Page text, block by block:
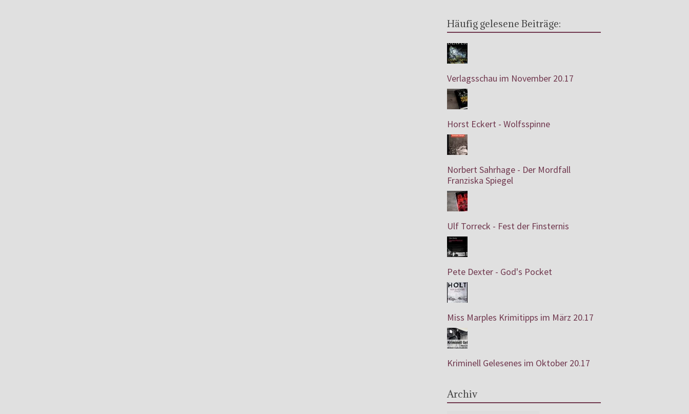
Häufig gelesene Beiträge:
Verlagsschau im November 20.17
Horst Eckert - Wolfsspinne
Norbert Sahrhage - Der Mordfall
Franziska Spiegel
Ulf Torreck - Fest der Finsternis
Pete Dexter - God's Pocket
Miss Marples Krimitipps im März 20.17
Kriminell Gelesenes im Oktober 20.17
Archiv